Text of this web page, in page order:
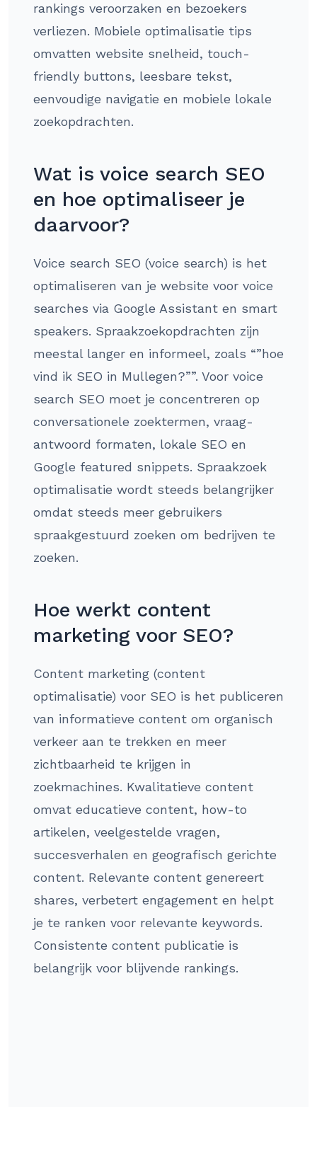
rankings veroorzaken en bezoekers
verliezen. Mobiele optimalisatie tips
omvatten website snelheid, touch-
friendly buttons, leesbare tekst,
eenvoudige navigatie en mobiele lokale
zoekopdrachten.
Wat is voice search SEO
en hoe optimaliseer je
daarvoor?
Voice search SEO (voice search) is het
optimaliseren van je website voor voice
searches via Google Assistant en smart
speakers. Spraakzoekopdrachten zijn
meestal langer en informeel, zoals “”hoe
vind ik SEO in Mullegen?””. Voor voice
search SEO moet je concentreren op
conversationele zoektermen, vraag-
antwoord formaten, lokale SEO en
Google featured snippets. Spraakzoek
optimalisatie wordt steeds belangrijker
omdat steeds meer gebruikers
spraakgestuurd zoeken om bedrijven te
zoeken.
Hoe werkt content
marketing voor SEO?
Content marketing (content
optimalisatie) voor SEO is het publiceren
van informatieve content om organisch
verkeer aan te trekken en meer
zichtbaarheid te krijgen in
zoekmachines. Kwalitatieve content
omvat educatieve content, how-to
artikelen, veelgestelde vragen,
succesverhalen en geografisch gerichte
content. Relevante content genereert
shares, verbetert engagement en helpt
je te ranken voor relevante keywords.
Consistente content publicatie is
belangrijk voor blijvende rankings.